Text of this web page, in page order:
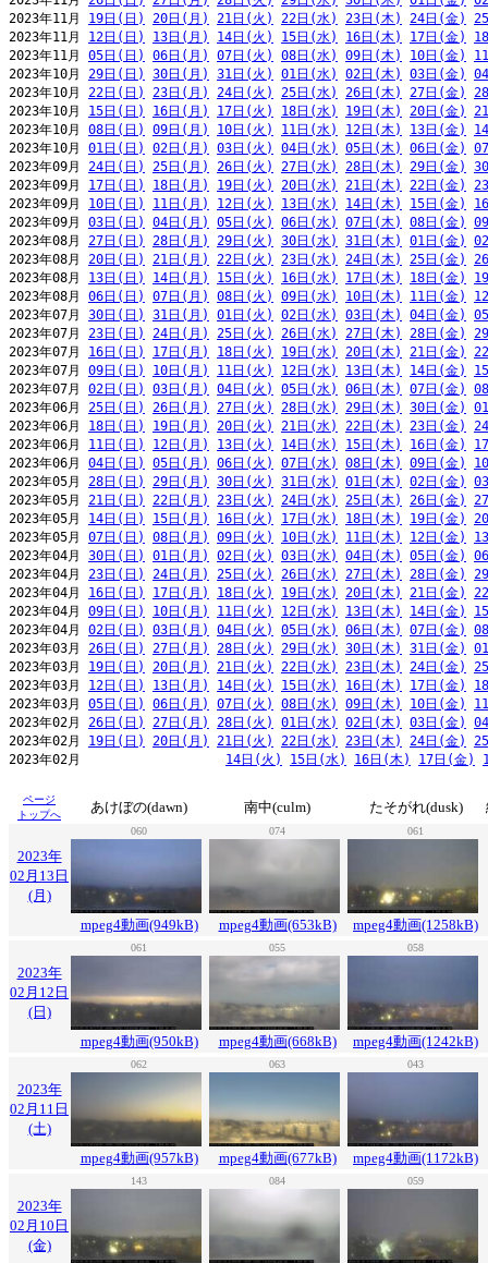
2023年11月 19日(日) 20日(月) 21日(火) 22日(水) 23日(木) 24日(金)
2023年11月 12日(日) 13日(月) 14日(火) 15日(水) 16日(木) 17日(金)
2023年11月 05日(日) 06日(月) 07日(火) 08日(水) 09日(木) 10日(金)
2023年10月 29日(日) 30日(月) 31日(火) 01日(水) 02日(木) 03日(金)
2023年10月 22日(日) 23日(月) 24日(火) 25日(水) 26日(木) 27日(金)
2023年10月 15日(日) 16日(月) 17日(火) 18日(水) 19日(木) 20日(金)
2023年10月 08日(日) 09日(月) 10日(火) 11日(水) 12日(木) 13日(金)
2023年10月 01日(日) 02日(月) 03日(火) 04日(水) 05日(木) 06日(金)
2023年09月 24日(日) 25日(月) 26日(火) 27日(水) 28日(木) 29日(金)
2023年09月 17日(日) 18日(月) 19日(火) 20日(水) 21日(木) 22日(金)
2023年09月 10日(日) 11日(月) 12日(火) 13日(水) 14日(木) 15日(金)
2023年09月 03日(日) 04日(月) 05日(火) 06日(水) 07日(木) 08日(金)
2023年08月 27日(日) 28日(月) 29日(火) 30日(水) 31日(木) 01日(金)
2023年08月 20日(日) 21日(月) 22日(火) 23日(水) 24日(木) 25日(金)
2023年08月 13日(日) 14日(月) 15日(火) 16日(水) 17日(木) 18日(金)
2023年08月 06日(日) 07日(月) 08日(火) 09日(水) 10日(木) 11日(金)
2023年07月 30日(日) 31日(月) 01日(火) 02日(水) 03日(木) 04日(金)
2023年07月 23日(日) 24日(月) 25日(火) 26日(水) 27日(木) 28日(金)
2023年07月 16日(日) 17日(月) 18日(火) 19日(水) 20日(木) 21日(金)
2023年07月 09日(日) 10日(月) 11日(火) 12日(水) 13日(木) 14日(金)
2023年07月 02日(日) 03日(月) 04日(火) 05日(水) 06日(木) 07日(金)
2023年06月 25日(日) 26日(月) 27日(火) 28日(水) 29日(木) 30日(金)
2023年06月 18日(日) 19日(月) 20日(火) 21日(水) 22日(木) 23日(金)
2023年06月 11日(日) 12日(月) 13日(火) 14日(水) 15日(木) 16日(金)
2023年06月 04日(日) 05日(月) 06日(火) 07日(水) 08日(木) 09日(金)
2023年05月 28日(日) 29日(月) 30日(火) 31日(水) 01日(木) 02日(金)
2023年05月 21日(日) 22日(月) 23日(火) 24日(水) 25日(木) 26日(金)
2023年05月 14日(日) 15日(月) 16日(火) 17日(水) 18日(木) 19日(金)
2023年05月 07日(日) 08日(月) 09日(火) 10日(水) 11日(木) 12日(金)
2023年04月 30日(日) 01日(月) 02日(火) 03日(水) 04日(木) 05日(金)
2023年04月 23日(日) 24日(月) 25日(火) 26日(水) 27日(木) 28日(金)
2023年04月 16日(日) 17日(月) 18日(火) 19日(水) 20日(木) 21日(金)
2023年04月 09日(日) 10日(月) 11日(火) 12日(水) 13日(木) 14日(金)
2023年04月 02日(日) 03日(月) 04日(火) 05日(水) 06日(木) 07日(金)
2023年03月 26日(日) 27日(月) 28日(火) 29日(水) 30日(木) 31日(金)
2023年03月 19日(日) 20日(月) 21日(火) 22日(水) 23日(木) 24日(金)
2023年03月 12日(日) 13日(月) 14日(火) 15日(水) 16日(木) 17日(金)
2023年03月 05日(日) 06日(月) 07日(火) 08日(水) 09日(木) 10日(金)
2023年02月 26日(日) 27日(月) 28日(火) 01日(水) 02日(木) 03日(金)
2023年02月 19日(日) 20日(月) 21日(火) 22日(水) 23日(木) 24日(金)
2023年02月 14日(火) 15日(水) 16日(木) 17日(金)
ページ
トップへ
あけぼの(dawn) 南中(culm) たそがれ(dusk)
060 074 061
2023年
02月13日
(月)
mpeg4動画(949kB)
mpeg4動画(653kB) mpeg4動画(1258kB)
061 055 058
2023年
02月12日
(日)
mpeg4動画(950kB)
mpeg4動画(668kB) mpeg4動画(1242kB)
062 063 043
2023年
02月11日
(土)
mpeg4動画(957kB)
mpeg4動画(677kB) mpeg4動画(1172kB)
143 084 059
2023年
02月10日
(金)